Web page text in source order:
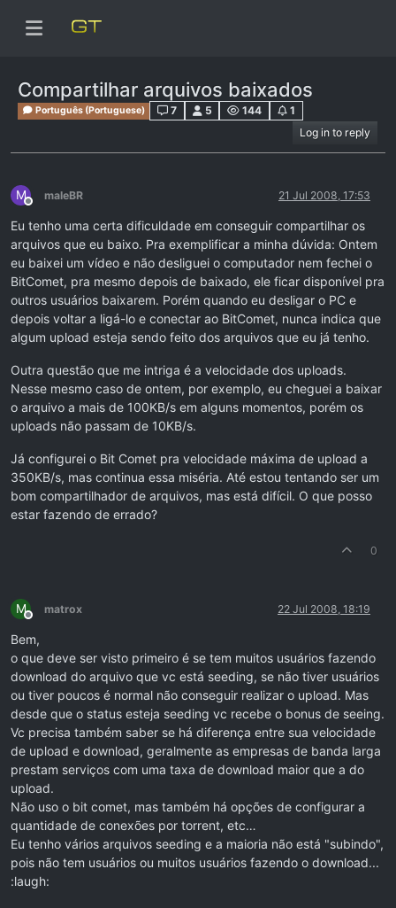
Compartilhar arquivos baixados
Português (Portuguese) 7 5 144
1
Log in to reply
M
Offline
maleBR 21 Jul 2008, 17:53
Eu tenho uma certa dificuldade em conseguir compartilhar os
arquivos que eu baixo. Pra exemplificar a minha dúvida: Ontem
eu baixei um vídeo e não desliguei o computador nem fechei o
BitComet, pra mesmo depois de baixado, ele ficar disponível pra
outros usuários baixarem. Porém quando eu desligar o PC e
depois voltar a ligá-lo e conectar ao BitComet, nunca indica que
algum upload esteja sendo feito dos arquivos que eu já tenho.
Outra questão que me intriga é a velocidade dos uploads.
Nesse mesmo caso de ontem, por exemplo, eu cheguei a baixar
o arquivo a mais de 100KB/s em alguns momentos, porém os
uploads não passam de 10KB/s.
Já configurei o Bit Comet pra velocidade máxima de upload a
350KB/s, mas continua essa miséria. Até estou tentando ser um
bom compartilhador de arquivos, mas está difícil. O que posso
estar fazendo de errado?
0
M
Offline
matrox 22 Jul 2008, 18:19
Bem,
o que deve ser visto primeiro é se tem muitos usuários fazendo
download do arquivo que vc está seeding, se não tiver usuários
ou tiver poucos é normal não conseguir realizar o upload. Mas
desde que o status esteja seeding vc recebe o bonus de seeing.
Vc precisa também saber se há diferença entre sua velocidade
de upload e download, geralmente as empresas de banda larga
prestam serviços com uma taxa de download maior que a do
upload.
Não uso o bit comet, mas também há opções de configurar a
quantidade de conexões por torrent, etc…
Eu tenho vários arquivos seeding e a maioria não está "subindo",
pois não tem usuários ou muitos usuários fazendo o download...
:laugh: